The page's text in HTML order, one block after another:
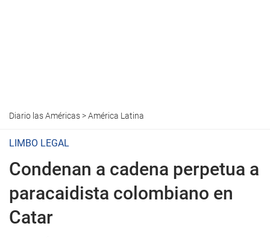
Diario las Américas>América Latina
LIMBO LEGAL
Condenan a cadena perpetua a
paracaidista colombiano en
Catar